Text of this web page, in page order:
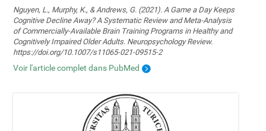
Nguyen, L., Murphy, K., & Andrews, G. (2021). A Game a Day Keeps
Cognitive Decline Away? A Systematic Review and Meta-Analysis
of Commercially-Available Brain Training Programs in Healthy and
Cognitively Impaired Older Adults. Neuropsychology Review.
https://doi.org/10.1007/s11065-021-09515-2
Voir l'article complet dans PubMed